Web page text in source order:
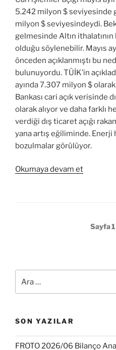
5.242 milyon $ seviyesinde
milyon $ seviyesindeydi.
gelmesinde Altın ithalatının
olduğu söylenebilir. Mayıs
önceden açıklanmıştı bu
bulunuyordu. TÜİK’in
ayında 7.307 milyon $
Bankası cari açık verisinde
olarak alıyor ve daha farklı
verdiği dış ticaret açığı
yana artış eğiliminde. Enerji
bozulmalar görülüyor.
Okumaya devam et“Cari
Sayfa1
SON YAZILAR
FROTO 2026/06 Bilanço